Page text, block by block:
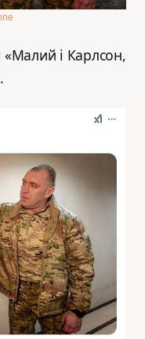
«Малий і Карлсон,